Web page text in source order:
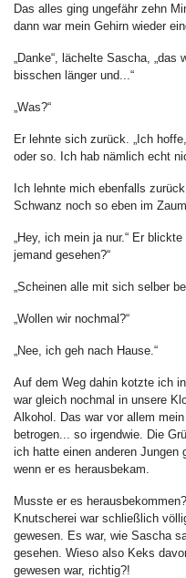
Das alles ging ungefähr zehn
dann war mein Gehirn wieder
„Danke“, lächelte Sascha,
bisschen länger und...“
„Was?“
Er lehnte sich zurück. „Ich
oder so. Ich hab nämlich echt
Ich lehnte mich ebenfalls
Schwanz noch so eben im
„Hey, ich mein ja nur.“ Er
jemand gesehen?“
„Scheinen alle mit sich selber
„Wollen wir nochmal?“
„Nee, ich geh nach Hause.“
Auf dem Weg dahin kotzte ich
war gleich nochmal in unsere
Alkohol. Das war vor allem
betrogen... so irgendwie. Die
ich hatte einen anderen Jungen
wenn er es herausbekam.
Musste er es
Knutscherei war schließlich
gewesen. Es war, wie Sascha
gesehen. Wieso also Keks
gewesen war, richtig?!